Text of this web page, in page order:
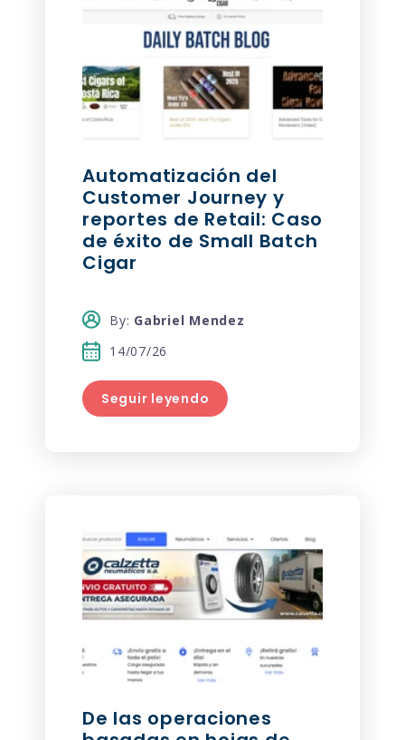
Automatización del
Customer Journey y
reportes de Retail: Caso
de éxito de Small Batch
Cigar
By: Gabriel Mendez
14/07/26
Seguir leyendo
De las operaciones